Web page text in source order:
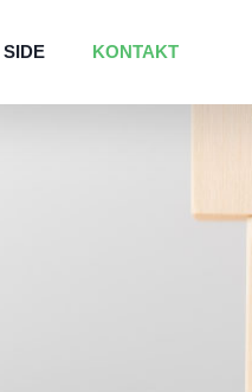
SIDE KONTAKT